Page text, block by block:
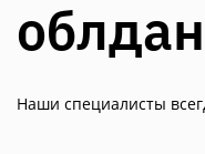
Наши специалисты